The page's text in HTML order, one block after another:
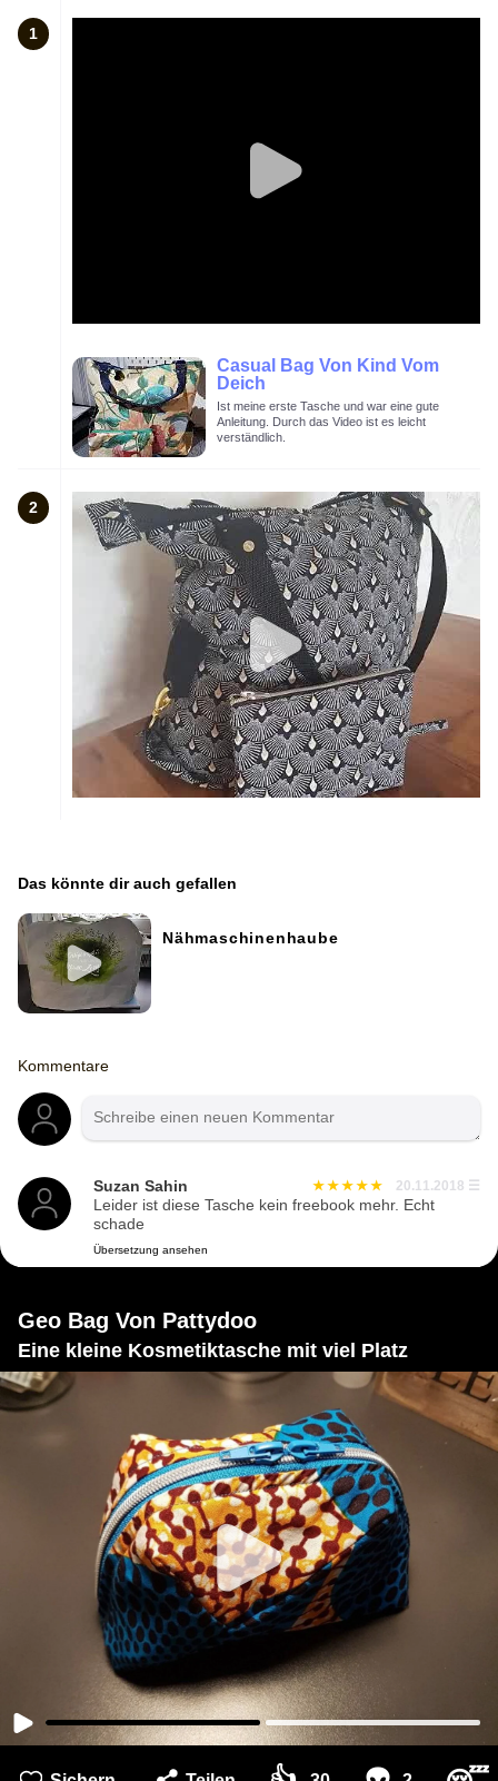
1
Casual Bag Von Kind Vom
Deich
Ist meine erste Tasche und war eine gute
Anleitung. Durch das Video ist es leicht
verständlich.
2
Das könnte dir auch gefallen
Nähmaschinenhaube
Kommentare
Suzan Sahin 20.11.2018 ☰
Leider ist diese Tasche kein freebook mehr. Echt
schade
Übersetzung ansehen
Geo Bag Von Pattydoo
Eine kleine Kosmetiktasche mit viel Platz